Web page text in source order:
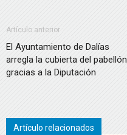
Artículo anterior
El Ayuntamiento de Dalías
arregla la cubierta del pabellón
gracias a la Diputación
Artículo relacionados